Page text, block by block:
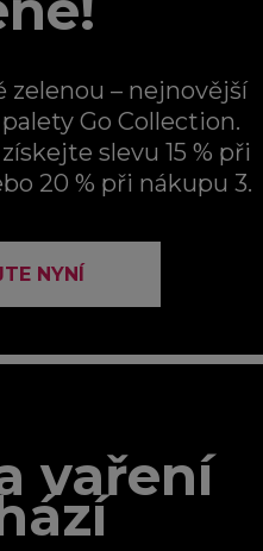
– nejnovější
Go Collection.
slevu 15 % při
20 % při nákupu 3.
NYNÍ
vaření